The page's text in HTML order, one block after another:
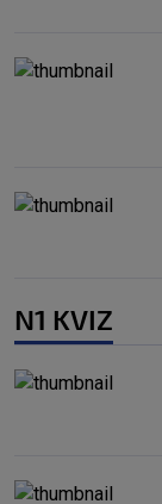
N1 KVIZ